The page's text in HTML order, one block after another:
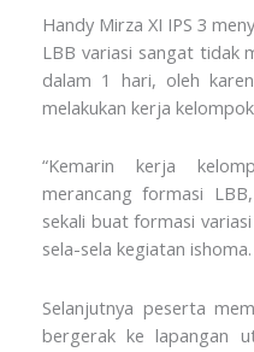
Handy Mirza XI IPS 3
LBB variasi sangat tidak
dalam 1 hari, oleh
melakukan kerja
“Kemarin kerja
merancang formasi
sekali buat formasi
sela-sela kegiatan ishoma.
Selanjutnya peserta
bergerak ke lapangan